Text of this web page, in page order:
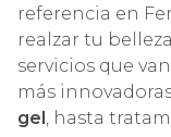
referencia en
realzar tu
servicios que
más
gel, hasta